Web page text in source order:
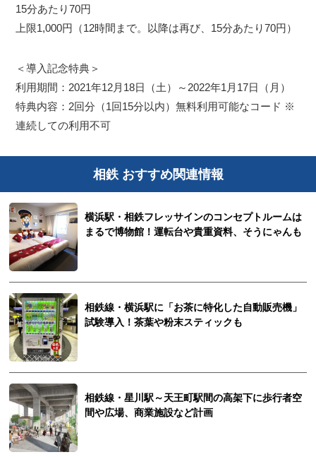
15分あたり70円
上限1,000円（12時間まで。以降は再び、15分あたり70円）
＜導入記念特典＞
利用期間：2021年12月18日（土）～2022年1月17日（月）
特典内容：2回分（1回15分以内）無料利用可能なコード ※
連続しての利用不可
相鉄 おすすめ関連情報
横浜駅・相鉄フレッサインのコンセプトルームは
まるで博物館！運転台や貴重資料、そうにゃんも
相鉄線・横浜駅に「お茶に特化した自動販売機」
試験導入！茶葉や粉末スティックも
相鉄線・星川駅～天王町駅間の高架下に歩行者空
間や広場、商業施設など計画